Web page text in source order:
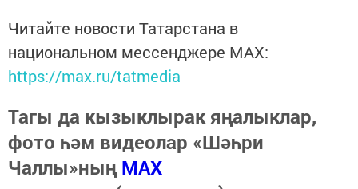
Читайте новости Татарстана в
национальном мессенджере MАХ:
https://max.ru/tatmedia
Тагы да кызыклырак яңалыклар,
фото һәм видеолар «Шәһри
Чаллы»ныңMAX